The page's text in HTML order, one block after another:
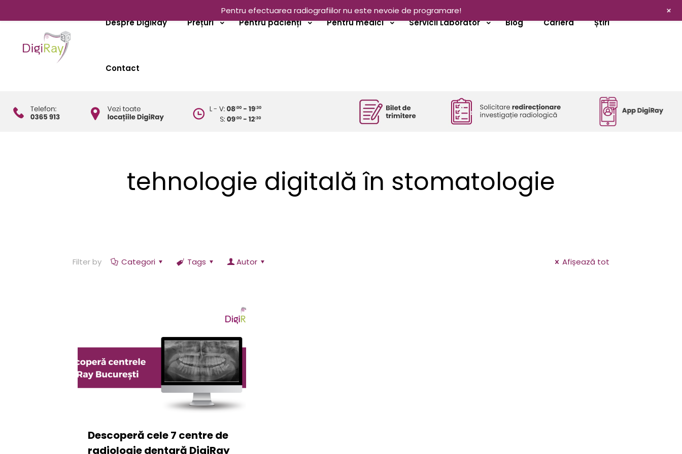
Despre DigiRay Prețuri Pentru pacienți Pentru medici Servicii Laborator Blog Cariera Știri
Contact
tehnologie digitală în stomatologie
Filter by Categori Tags Autor Afișează tot
Descoperă cele 7 centre de
radiologie dentară DigiRay
Pentru efectuarea radiografiilor nu este nevoie de programare! +